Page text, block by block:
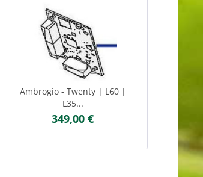
Ambrogio - Twenty | L60 |
L35...
349,00 €